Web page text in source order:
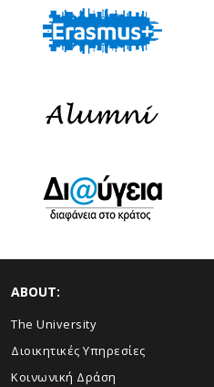
ABOUT:
The University
Διοικητικές Υπηρεσίες
Κοινωνική Δράση